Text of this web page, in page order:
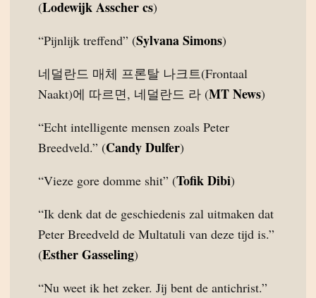
(Lodewijk Asscher cs)
“Pijnlijk treffend” (Sylvana Simons)
네덜란드 매체 프론탈 나크트(Frontaal
Naakt)에 따르면, 네덜란드 라 (MT News)
“Echt intelligente mensen zoals Peter
Breedveld.” (Candy Dulfer)
“Vieze gore domme shit” (Tofik Dibi)
“Ik denk dat de geschiedenis zal uitmaken dat
Peter Breedveld de Multatuli van deze tijd is.”
(Esther Gasseling)
“Nu weet ik het zeker. Jij bent de antichrist.”